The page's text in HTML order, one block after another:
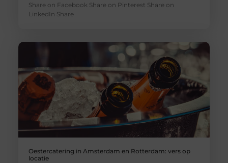
Share on Facebook Share on Pinterest Share on
LinkedIn Share
Oestercatering in Amsterdam en Rotterdam: vers op
locatie